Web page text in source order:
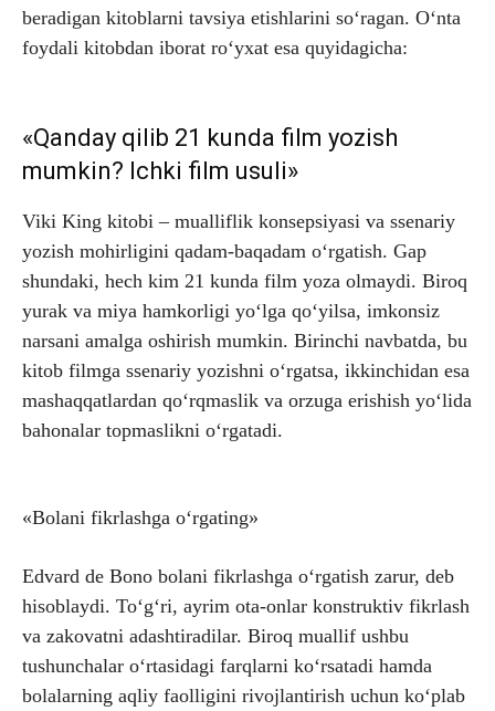
beradigan kitoblarni tavsiya etishlarini so‘ragan. O‘nta
foydali kitobdan iborat ro‘yxat esa quyidagicha:
«Qanday qilib 21 kunda film yozish
mumkin? Ichki film usuli»
Viki King kitobi – mualliflik konsepsiyasi va ssenariy
yozish mohirligini qadam-baqadam o‘rgatish. Gap
shundaki, hech kim 21 kunda film yoza olmaydi. Biroq
yurak va miya hamkorligi yo‘lga qo‘yilsa, imkonsiz
narsani amalga oshirish mumkin. Birinchi navbatda, bu
kitob filmga ssenariy yozishni o‘rgatsa, ikkinchidan esa
mashaqqatlardan qo‘rqmaslik va orzuga erishish yo‘lida
bahonalar topmaslikni o‘rgatadi.
«Bolani fikrlashga o‘rgating»
Edvard de Bono bolani fikrlashga o‘rgatish zarur, deb
hisoblaydi. To‘g‘ri, ayrim ota-onlar konstruktiv fikrlash
va zakovatni adashtiradilar. Biroq muallif ushbu
tushunchalar o‘rtasidagi farqlarni ko‘rsatadi hamda
bolalarning aqliy faolligini rivojlantirish uchun ko‘plab